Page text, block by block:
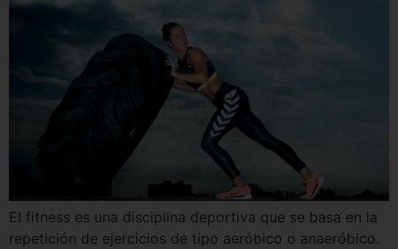
El fitness es una disciplina deportiva que se basa en la
repetición de ejercicios de tipo aeróbico o anaeróbico.